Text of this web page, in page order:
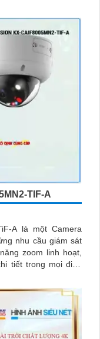
TIF-A
A là một Camera
nhu cầu giám sát
tiết trong mọi điều